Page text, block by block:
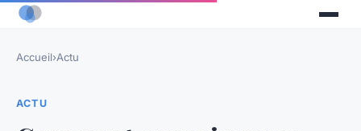
Accueil›Actu
ACTU